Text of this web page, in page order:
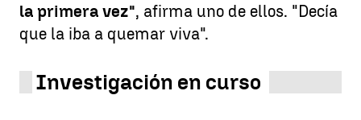
la primera vez", afirma uno de ellos. "Decía
que la iba a quemar viva".
Investigación en curso